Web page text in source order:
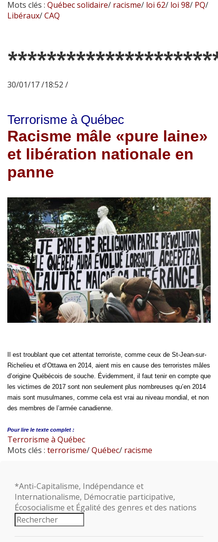
Mots clés : Québec solidaire/ racisme/ loi 62/ loi 98/ PQ/
Libéraux/CAQ
30/01/17 /18:52 /
Terrorisme à Québec
Racisme mâle «pure laine»
et libération nationale en
panne
Il est troublant que cet attentat terroriste, comme ceux de St-Jean-sur-
Richelieu et d’Ottawa en 2014, aient mis en cause des terroristes mâles
d’origine Québécois de souche. Évidemment, il faut tenir en compte que
les victimes de 2017 sont non seulement plus nombreuses qu’en 2014
mais sont musulmanes, comme cela est vrai au niveau mondial, et non
des membres de l’armée canadienne.
Pour lire le texte complet :
Terrorisme à Québec
Mots clés : terrorisme/Québec/ racisme
*Anti-Capitalisme, Indépendance et
Internationalisme, Démocratie participative,
Écosocialisme et Égalité des genres et des nations